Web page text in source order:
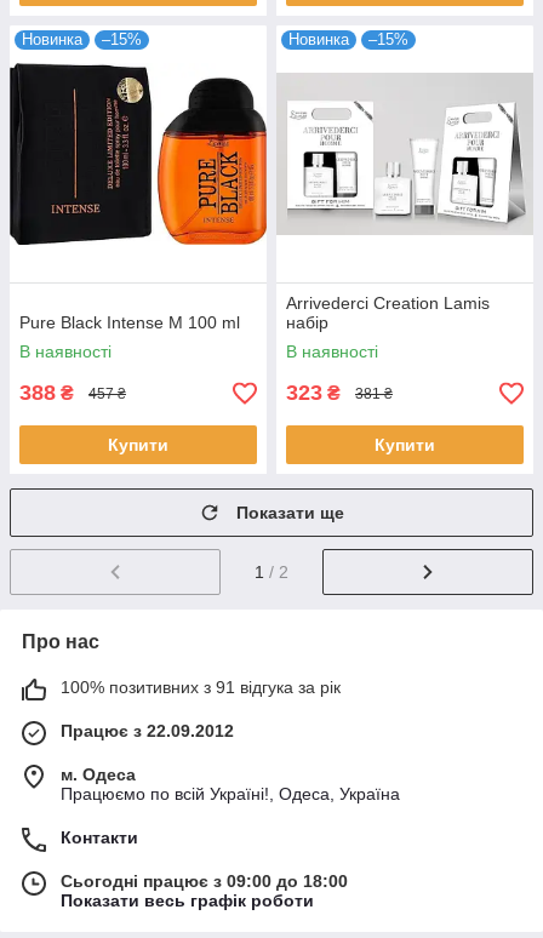
Новинка –15%
Pure Black Intense M 100 ml
В наявності
388 ₴ 457 ₴
Купити
Новинка –15%
Arrivederci Creation Lamis
набір
В наявності
323 ₴ 381 ₴
Купити
Показати ще
1 / 2
Про нас
100% позитивних з 91 відгука за рік
Працює з 22.09.2012
м. Одеса
Працюємо по всій Україні!, Одеса, Україна
Контакти
Сьогодні працює з 09:00 до 18:00
Показати весь графік роботи